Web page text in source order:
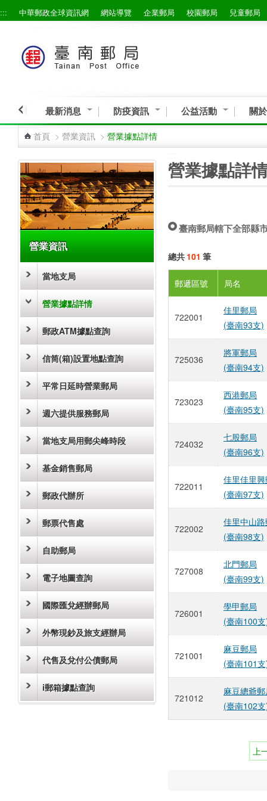
跳到主要內容區塊
::: 中華郵政全球資訊網 網站導覽 企業郵局 校園郵局 兒童郵局
最新消息 防疫資訊 公益活動 關
首頁 > 營業資訊 > 營業據點詳情
營業資訊
當地支局
營業據點詳情
郵政ATM據點查詢
信筒(箱)設置地點查詢
平常日延時營業郵局
週六提供服務郵局
當地支局用郵尖峰時段
基金銷售郵局
郵政代辦所
郵票代售處
自助郵局
電子地圖查詢
國際匯兌經辦郵局
外幣現鈔及旅支經辦局
代售及兌付公債郵局
i郵箱據點查詢
營業據點詳
臺南郵局轄下全部縣
總共 101 筆
郵遞區號 局名
722001
佳里郵局
(臺南93支)
725036
將軍郵局
(臺南94支)
723023
西港郵局
(臺南95支)
724032
七股郵局
(臺南96支)
722011
佳里佳里
(臺南97支)
722002
佳里中山
(臺南98支)
727008
北門郵局
(臺南99支)
726001
學甲郵局
(臺南100
721001
麻豆郵局
(臺南101
721012
麻豆總爺
(臺南102
上